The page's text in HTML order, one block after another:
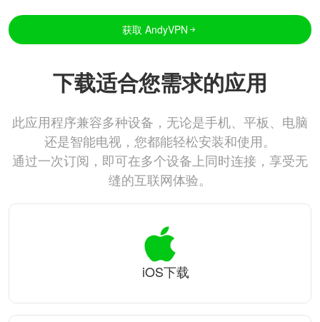
获取 AndyVPN
下载适合您需求的应用
此应用程序兼容多种设备，无论是手机、平板、电脑
还是智能电视，您都能轻松安装和使用。
通过一次订阅，即可在多个设备上同时连接，享受无
缝的互联网体验。
iOS下载